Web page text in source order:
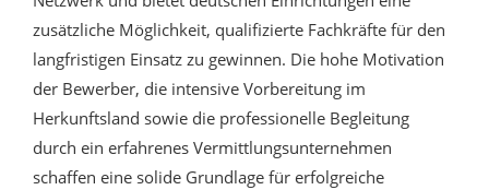
zusätzliche Möglichkeit, qualifizierte Fachkräfte für den
langfristigen Einsatz zu gewinnen. Die hohe Motivation
der Bewerber, die intensive Vorbereitung im
Herkunftsland sowie die professionelle Begleitung
durch ein erfahrenes Vermittlungsunternehmen
schaffen eine solide Grundlage für erfolgreiche